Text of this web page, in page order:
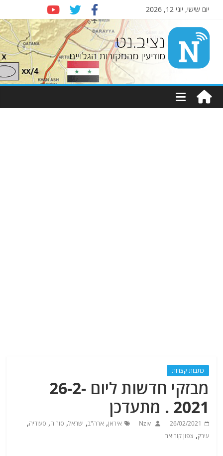
יום שישי, יוני 12, 2026
Nziv.net
מודיעין
מהמקורות
כתבות קצרות
מבזקי חדשות ליום 26-2-
2021 . מתעדכן
26/02/2021
Nziv איראן, ארה"ב, ישראל, סוריה, סעודיה,
עירק, צפון קוריאה